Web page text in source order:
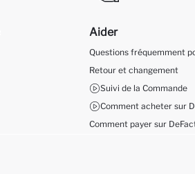
Aider
Questions fréquemment
Retour et changement
Suivi de la Commande
Comment acheter sur
Comment payer sur